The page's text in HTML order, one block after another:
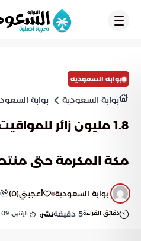
بوابة السعودية
بوابة السعودية بوابة
1.8 مليون زائر
مكة المكرمة حتى
بوابة السعودية أعجبني(
0
)
دقائق القراءة5 دقيقةنشر: الإثنين, 09 مارس